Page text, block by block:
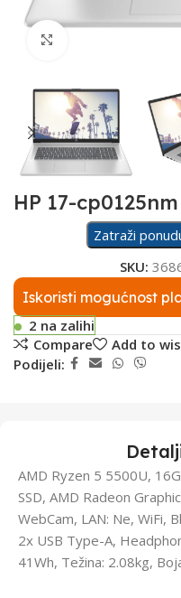
HP 17-
Zatraži
SKU:
Iskoristi mogućnost
2 na zalihi
Compare
Add to
Podijeli:
AMD Ryzen 5 5500U,
SSD, AMD Radeon
WebCam, LAN: Ne, WiFi,
2x USB Type-A,
41Wh, Težina: 2.08kg,